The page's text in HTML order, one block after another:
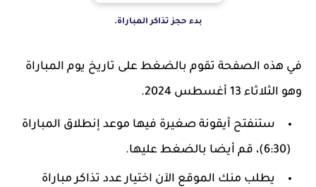
بدء حجز تذاكر المباراة.
في هذه الصفحة تقوم بالضغط على تاريخ يوم المباراة
وهو الثلاثاء 13 أغسطس 2024.
ستنفتح أيقونة صغيرة فيها موعد إنطلاق المباراة
(6:30)، قم أيضا بالضغط عليها.
يطلب منك الموقع الآن اختيار عدد تذاكر مباراة